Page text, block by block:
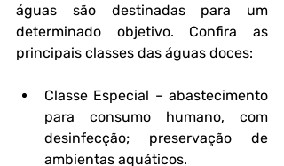
águas são destinadas para um
determinado objetivo. Confira as
principais classes das águas doces:
Classe Especial – abastecimento
para consumo humano, com
desinfecção; preservação de
ambientas aquáticos.